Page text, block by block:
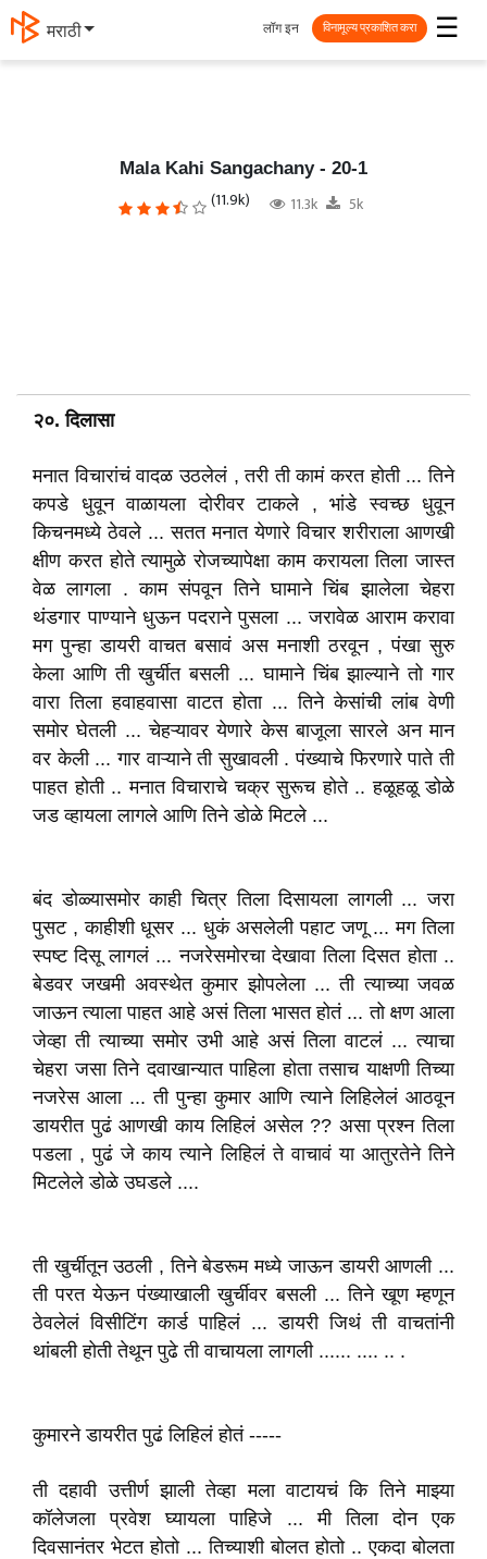
मराठी ☰
लॉग इन विनामूल्य प्रकाशित करा
Mala Kahi Sangachany - 20-1
(11.9k) 11.3k 5k
२०. दिलासा
मनात विचारांचं वादळ उठलेलं , तरी ती कामं करत होती ... तिने
कपडे धुवून वाळायला दोरीवर टाकले , भांडे स्वच्छ धुवून
किचनमध्ये ठेवले ... सतत मनात येणारे विचार शरीराला आणखी
क्षीण करत होते त्यामुळे रोजच्यापेक्षा काम करायला तिला जास्त
वेळ लागला . काम संपवून तिने घामाने चिंब झालेला चेहरा
थंडगार पाण्याने धुऊन पदराने पुसला ... जरावेळ आराम करावा
मग पुन्हा डायरी वाचत बसावं अस मनाशी ठरवून , पंखा सुरु
केला आणि ती खुर्चीत बसली ... घामाने चिंब झाल्याने तो गार
वारा तिला हवाहवासा वाटत होता ... तिने केसांची लांब वेणी
समोर घेतली ... चेहऱ्यावर येणारे केस बाजूला सारले अन मान
वर केली ... गार वाऱ्याने ती सुखावली . पंख्याचे फिरणारे पाते ती
पाहत होती .. मनात विचाराचे चक्र सुरूच होते .. हळूहळू डोळे
जड व्हायला लागले आणि तिने डोळे मिटले ...
बंद डोळ्यासमोर काही चित्र तिला दिसायला लागली ... जरा
पुसट , काहीशी धूसर ... धुकं असलेली पहाट जणू ... मग तिला
स्पष्ट दिसू लागलं ... नजरेसमोरचा देखावा तिला दिसत होता ..
बेडवर जखमी अवस्थेत कुमार झोपलेला ... ती त्याच्या जवळ
जाऊन त्याला पाहत आहे असं तिला भासत होतं ... तो क्षण आला
जेव्हा ती त्याच्या समोर उभी आहे असं तिला वाटलं ... त्याचा
चेहरा जसा तिने दवाखान्यात पाहिला होता तसाच याक्षणी तिच्या
नजरेस आला ... ती पुन्हा कुमार आणि त्याने लिहिलेलं आठवून
डायरीत पुढं आणखी काय लिहिलं असेल ?? असा प्रश्न तिला
पडला , पुढं जे काय त्याने लिहिलं ते वाचावं या आतुरतेने तिने
मिटलेले डोळे उघडले ....
ती खुर्चीतून उठली , तिने बेडरूम मध्ये जाऊन डायरी आणली ...
ती परत येऊन पंख्याखाली खुर्चीवर बसली ... तिने खूण म्हणून
ठेवलेलं विसीटिंग कार्ड पाहिलं ... डायरी जिथं ती वाचतांनी
थांबली होती तेथून पुढे ती वाचायला लागली ...... .... .. .
कुमारने डायरीत पुढं लिहिलं होतं -----
ती दहावी उत्तीर्ण झाली तेव्हा मला वाटायचं कि तिने माझ्या
कॉलेजला प्रवेश घ्यायला पाहिजे ... मी तिला दोन एक
दिवसानंतर भेटत होतो ... तिच्याशी बोलत होतो .. एकदा बोलता